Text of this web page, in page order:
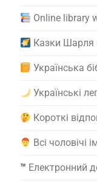
Online library
Казки Шарля
Українська
Українські
Короткі
Всі чоловічі
™️ Електронний